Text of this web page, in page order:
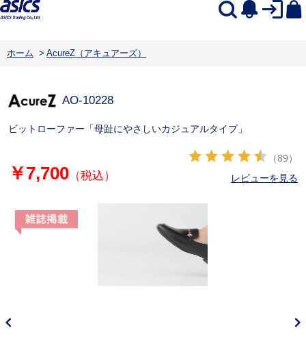
ホーム > AcureZ（アキュアーズ）
AO-10228
ビットローファー「母趾にやさしいカジュアルタイプ」
￥7,700（税込）
（89）
レビューを見る